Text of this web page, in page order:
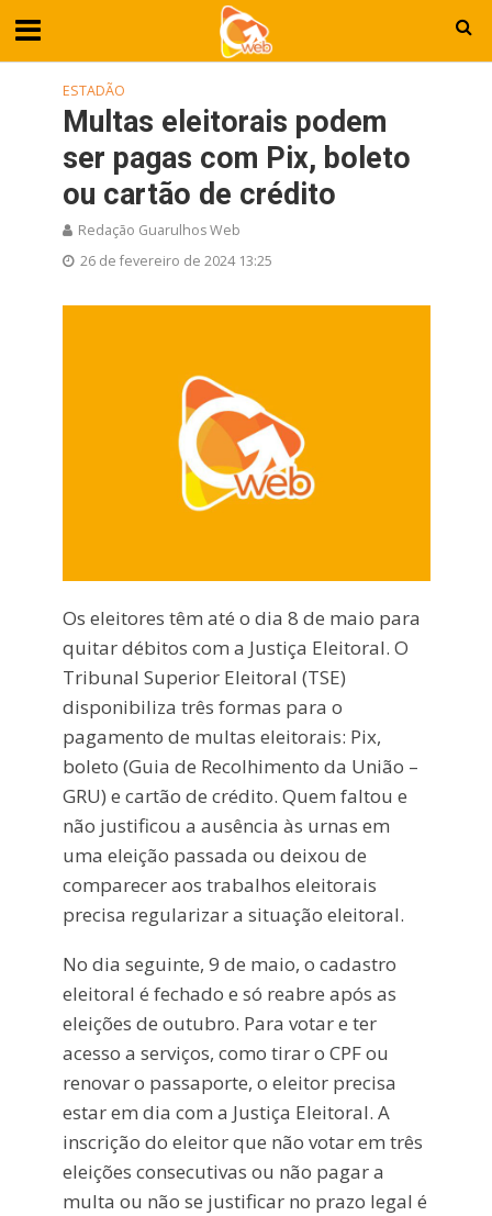
ESTADÃO
Multas eleitorais podem
ser pagas com Pix, boleto
ou cartão de crédito
Redação Guarulhos Web
26 de fevereiro de 2024 13:25
Os eleitores têm até o dia 8 de maio para
quitar débitos com a Justiça Eleitoral. O
Tribunal Superior Eleitoral (TSE)
disponibiliza três formas para o
pagamento de multas eleitorais: Pix,
boleto (Guia de Recolhimento da União –
GRU) e cartão de crédito. Quem faltou e
não justificou a ausência às urnas em
uma eleição passada ou deixou de
comparecer aos trabalhos eleitorais
precisa regularizar a situação eleitoral.
No dia seguinte, 9 de maio, o cadastro
eleitoral é fechado e só reabre após as
eleições de outubro. Para votar e ter
acesso a serviços, como tirar o CPF ou
renovar o passaporte, o eleitor precisa
estar em dia com a Justiça Eleitoral. A
inscrição do eleitor que não votar em três
eleições consecutivas ou não pagar a
multa ou não se justificar no prazo legal é